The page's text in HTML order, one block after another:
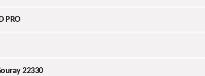
PRO
22330